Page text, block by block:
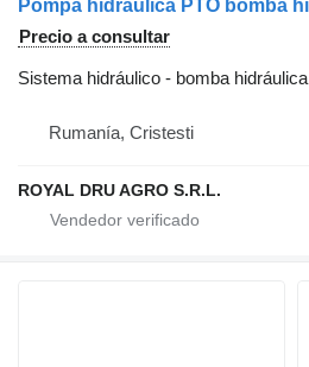
Precio a consultar
Sistema hidráulico - bomba hidráulica
Rumanía, Cristesti
ROYAL DRU AGRO S.R.L.